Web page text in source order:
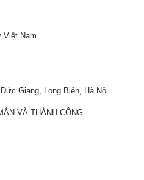
Việt Nam
Giang, Long Biên, Hà Nội
VÀ THÀNH CÔNG